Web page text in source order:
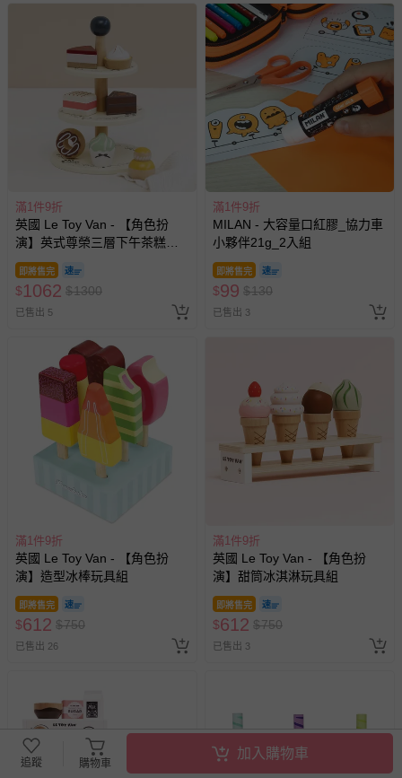
滿1件9折
英國 Le Toy Van - 【角色扮
演】英式尊榮三層下午茶糕點
玩具組
即將售完
$1062 $1300
已售出 5
滿1件9折
MILAN - 大容量口紅膠_協力車
小夥伴21g_2入組
即將售完
$99 $130
已售出 3
滿1件9折
英國 Le Toy Van - 【角色扮
演】造型冰棒玩具組
即將售完
$612 $750
已售出 26
滿1件9折
英國 Le Toy Van - 【角色扮
演】甜筒冰淇淋玩具組
即將售完
$612 $750
已售出 3
追蹤 購物車
加入購物車